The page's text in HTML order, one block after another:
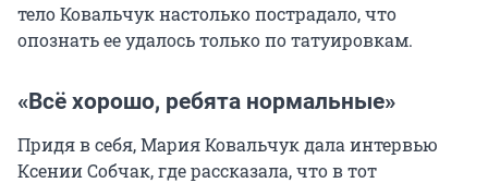
тело Ковальчук настолько пострадало, что
опознать ее удалось только по татуировкам.
«Всё хорошо, ребята нормальные»
Придя в себя, Мария Ковальчук дала интервью
Ксении Собчак, где рассказала, что в тот